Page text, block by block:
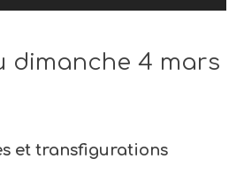
dimanche 4 mars
et transfigurations